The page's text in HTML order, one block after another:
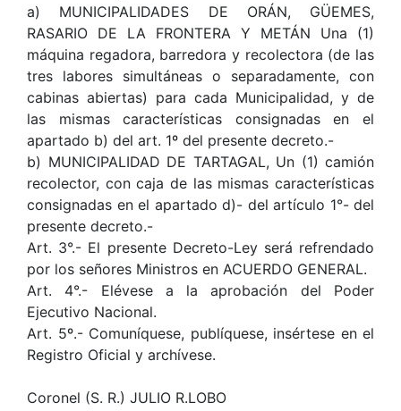
a) MUNICIPALIDADES DE ORÁN, GÜEMES,
RASARIO DE LA FRONTERA Y METÁN Una (1)
máquina regadora, barredora y recolectora (de las
tres labores simultáneas o separadamente, con
cabinas abiertas) para cada Municipalidad, y de
las mismas características consignadas en el
apartado b) del art. 1º del presente decreto.-
b) MUNICIPALIDAD DE TARTAGAL, Un (1) camión
recolector, con caja de las mismas características
consignadas en el apartado d)- del artículo 1°- del
presente decreto.-
Art. 3°.- El presente Decreto-Ley será refrendado
por los señores Ministros en ACUERDO GENERAL.
Art. 4°.- Elévese a la aprobación del Poder
Ejecutivo Nacional.
Art. 5º.- Comuníquese, publíquese, insértese en el
Registro Oficial y archívese.
Coronel (S. R.) JULIO R.LOBO